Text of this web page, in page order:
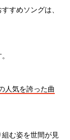
すめソングは、
人気を誇った曲
む姿を世間が見